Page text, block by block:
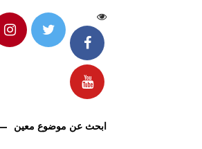
ابحث عن موضوع معين